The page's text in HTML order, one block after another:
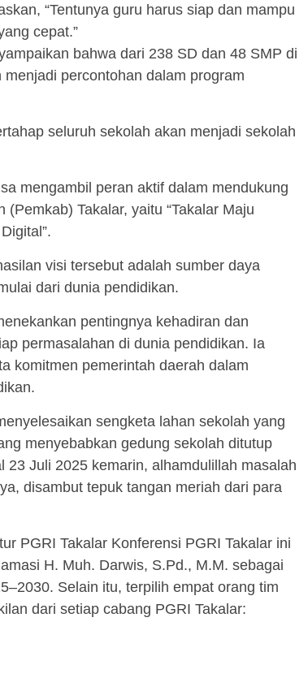
“Tentunya guru harus siap dan mampu
cepat.”
bahwa dari 238 SD dan 48 SMP di
percontohan dalam program
seluruh sekolah akan menjadi sekolah
mengambil peran aktif dalam mendukung
Takalar, yaitu “Takalar Maju
visi tersebut adalah sumber daya
dari dunia pendidikan.
pentingnya kehadiran dan
permasalahan di dunia pendidikan. Ia
komitmen pemerintah daerah dalam
sengketa lahan sekolah yang
menyebabkan gedung sekolah ditutup
23 Juli 2025 kemarin, alhamdulillah masalah
disambut tepuk tangan meriah dari para
PGRI Takalar Konferensi PGRI Takalar ini
H. Muh. Darwis, S.Pd., M.M. sebagai
Selain itu, terpilih empat orang tim
dari setiap cabang PGRI Takalar: